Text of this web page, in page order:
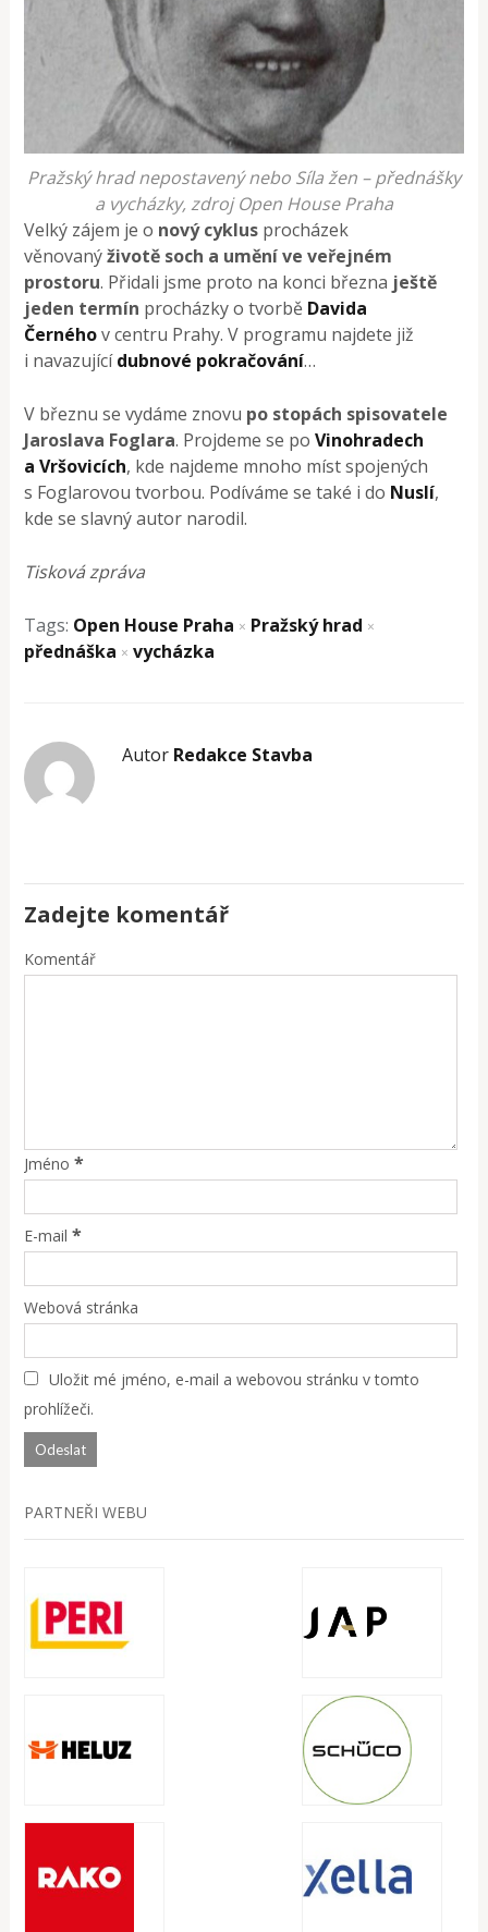
Pražský hrad nepostavený nebo Síla žen – přednášky
a vycházky, zdroj Open House Praha
Velký zájem je o nový cyklus procházek
věnovanýživotě soch a umění ve veřejném
prostoru. Přidali jsme proto na konci března ještě
jeden termín procházky o tvorbě Davida
Černéhov centru Prahy. V programu najdete již
i navazujícídubnové pokračování…
V březnu se vydáme znovu po stopách spisovatele
Jaroslava Foglara. Projdeme se poVinohradech
a Vršovicích, kde najdeme mnoho míst spojených
s Foglarovou tvorbou. Podíváme se také i do Nuslí,
kde se slavný autor narodil.
Tisková zpráva
Tags: Open House Praha × Pražský hrad ×
přednáška × vycházka
Autor Redakce Stavba
Zadejte komentář
Komentář
Jméno *
E-mail *
Webová stránka
Uložit mé jméno, e-mail a webovou stránku v tomto
prohlížeči.
PARTNEŘI WEBU